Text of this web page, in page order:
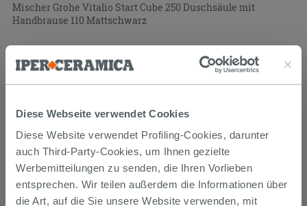
Diese Webseite verwendet Cookies
Diese Website verwendet Profiling-Cookies, darunter
auch Third-Party-Cookies, um Ihnen gezielte
Werbemitteilungen zu senden, die Ihren Vorlieben
entsprechen. Wir teilen außerdem die Informationen über
die Art, auf die Sie unsere Website verwenden, mit
Mischer Grohe Vitalio Start Cube 250 Duschsäule mit
Handbrause 110 Mattschwarz
406,32 € /STK.507,90 € -20,00%